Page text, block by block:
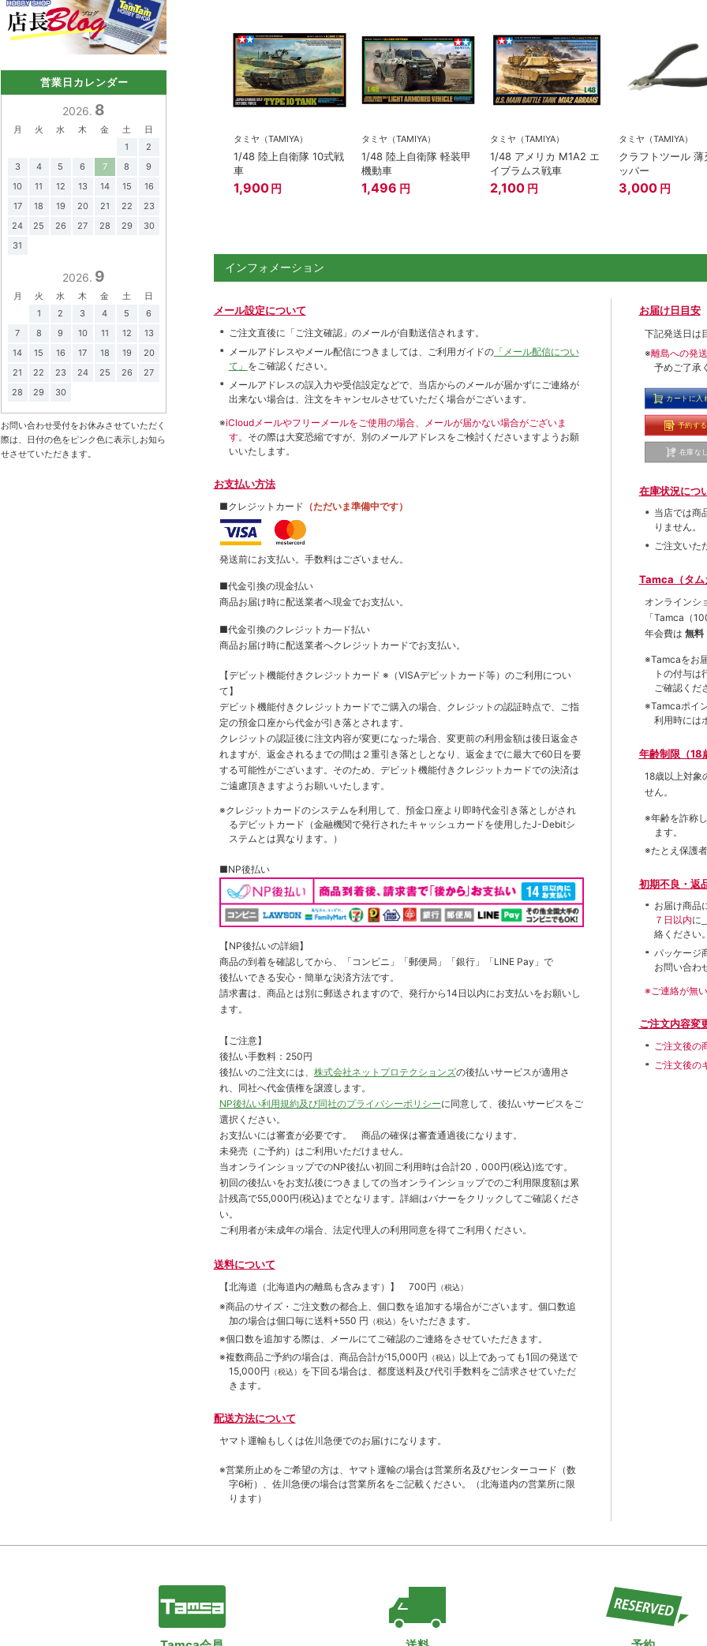
タミヤ（TAMIYA）
1/48 陸上自衛隊 10式戦
車
1,900 円
タミヤ（TAMIYA）
1/48 陸上自衛隊 軽装甲
機動車
1,496 円
タミヤ（TAMIYA）
1/48 アメリカ M1A2 エ
イブラムス戦車
2,100 円
タミヤ（TAMIYA）
クラフトツール 薄
ッパー
3,000 円
インフォメーション
メール設定について
ご注文直後に「ご注文確認」のメールが自動送信されます。
メールアドレスやメール配信につきましては、ご利用ガイドの「メール配信につい
て」 をご確認ください。
メールアドレスの誤入力や受信設定などで、当店からのメールが届かずにご連絡が
出来ない場合は、注文をキャンセルさせていただく場合がございます。
※iCloudメールやフリーメールをご使用の場合、メールが届かない場合がございま
す。 その際は大変恐縮ですが、別のメールアドレスをご検討くださいますようお願
いいたします。
お支払い方法
■クレジットカード （ただいま準備中です）
発送前にお支払い。手数料はございません。
■代金引換の現金払い
商品お届け時に配送業者へ現金でお支払い。
■代金引換のクレジットカ―ド払い
商品お届け時に配送業者へクレジットカードでお支払い。
【デビット機能付きクレジットカード ※（VISAデビットカード等） のご利用につい
て】
デビット機能付きクレジットカードでご購入の場合、クレジットの認証時点で、ご指
定の預金口座から代金が引き落とされます。
クレジットの認証後に注文内容が変更になった場合、変更前の利用金額は後日返金さ
れますが、返金されるまでの間は２重引き落としとなり、返金までに最大で60日を要
する可能性がございます。そのため、デビット機能付きクレジットカードでの決済は
ご遠慮頂きますようお願いいたします。
※クレジットカードのシステムを利用して、預金口座より即時代金引き落としがされ
るデビットカード（金融機関で発行されたキャッシュカードを使用したJ-Debitシ
ステムとは異なります。）
■NP後払い
【NP後払いの詳細】
商品の到着を確認してから、「コンビニ」「郵便局」「銀行」「LINE Pay」で
後払いできる安心・簡単な決済方法です。
請求書は、商品とは別に郵送されますので、発行から14日以内にお支払いをお願いし
ます。
【ご注意】
後払い手数料：250円
後払いのご注文には、 株式会社ネットプロテクションズの後払いサービスが適用さ
れ、同社へ代金債権を譲渡します。
NP後払い利用規約及び同社のプライバシーポリシーに同意して、後払いサービスをご
選択ください。
お支払いには審査が必要です。 商品の確保は審査通過後になります。
未発売（ご予約）はご利用いただけません。
当オンラインショップでのNP後払い初回ご利用時は合計20，000円(税込)迄です。
初回の後払いをお支払後につきましての当オンラインショップでのご利用限度額は累
計残高で55,000円(税込)までとなります。詳細はバナーをクリックしてご確認くださ
い。
ご利用者が未成年の場合、法定代理人の利用同意を得てご利用ください。
送料について
【北海道（北海道内の離島も含みます）】 700円 （税込）
※商品のサイズ・ご注文数の都合上、個口数を追加する場合がございます。個口数追
加の場合は個口毎に送料+550 円 （税込） をいただきます。
※個口数を追加する際は、メールにてご確認のご連絡をさせていただきます。
※複数商品ご予約の場合は、商品合計が15,000円 （税込） 以上であっても1回の発送で
15,000円 （税込） を下回る場合は、都度送料及び代引手数料をご請求させていただ
きます。
配送方法について
ヤマト運輸もしくは佐川急便でのお届けになります。
※営業所止めをご希望の方は、ヤマト運輸の場合は営業所名及びセンターコード（数
字6桁）、佐川急便の場合は営業所名をご記載ください。（北海道内の営業所に限
ります）
お届け日目安
下記発送日は
※離島への発
予めご了承
カートに入
予約する
在庫な
在庫状況につ
当店では商
りません。
ご注文いた
Tamca（タム
オンラインシ
「Tamca （
年会費は 無料
※Tamcaをお
トの付与は
ご確認くだ
※Tamcaポイ
利用時には
年齢制限（18
18歳以上対象
せん。
※年齢を詐称
ます。
※たとえ保護
初期不良・返
お届け商品
７日以内に
絡ください
パッケージ
お問い合わ
※ご連絡が無
ご注文内容変
ご注文後の
ご注文後の
営業日カレンダー
2026. 8
月 火 水 木 金 土
日
1
2
3
4 5 6 7 8
9
10
11 12 13 14 15
16
17
18 19 20 21 22
23
24
25 26 27 28 29
30
31
2026. 9
月 火 水 木 金 土
日
1
2 3 4 5
6
7
8 9 10 11 12
13
14
15 16 17 18 19
20
21
22 23 24 25 26
27
28
29 30
お問い合わせ受付をお休みさせていただく
際は、日付の色をピンク色に表示しお知ら
せさせていただきます。